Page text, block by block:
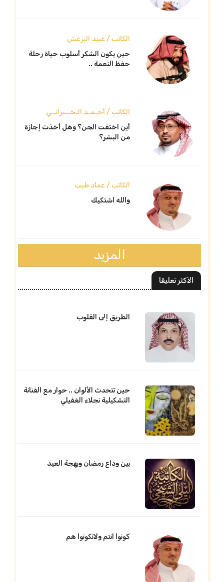
الكاتب / عبيد البرغش
حين يكون الشكر أسلوب حياة رحلة
حفظ النعمة ..
الكاتب / أحـمـد الـخــبرانــي
أين اختفت الجن؟ وهل أخذت إجازة
من البشر؟
الكاتب / عماد طيب
والله اشتكيك
المزيد
الأكثر تعليقا
الطريق إلى القلوب
حين تتحدث الألوان .. حوار مع الفنانة
التشكيلية نجلاء الغفيلي
بين وداع رمضان وبهجة العيد
كونوا انتم ولاتكونوا هم